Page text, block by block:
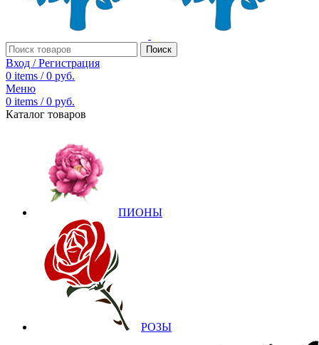
Поиск
Вход / Регистрация
0 items / 0 руб.
Меню
0 items / 0 руб.
Каталог товаров
ПИОНЫ
РОЗЫ